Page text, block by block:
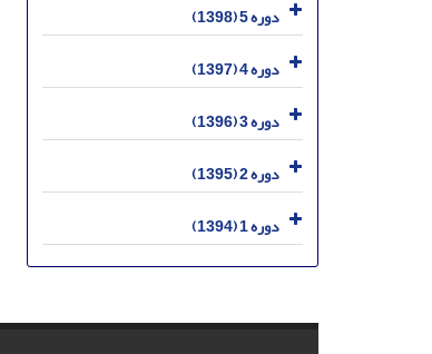
دوره 5 (1398)
دوره 4 (1397)
دوره 3 (1396)
دوره 2 (1395)
دوره 1 (1394)